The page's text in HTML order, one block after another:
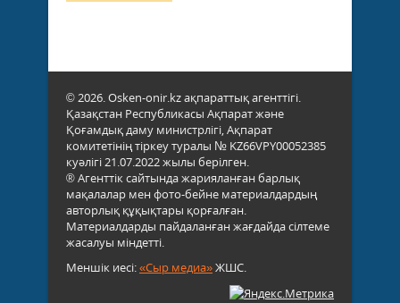
© 2026. Osken-onir.kz ақпараттық агенттігі.
Қазақстан Республикасы Ақпарат және
Қоғамдық даму министрлігі, Ақпарат
комитетінің тіркеу туралы № KZ66VPY00052385
куәлігі 21.07.2022 жылы берілген.
® Агенттік сайтында жарияланған барлық
мақалалар мен фото-бейне материалдардың
авторлық құқықтары қорғалған.
Материалдарды пайдаланған жағдайда сілтеме
жасалуы міндетті.
Меншік иесі:«Сыр медиа»ЖШС.